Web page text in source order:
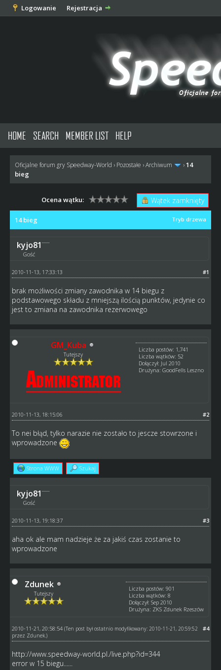
Logowanie Rejestracja
HOME SEARCH MEMBER LIST HELP
Oficjalne forum gry Speedway-World › Pozostałe ›Archiwum ›14
bieg
Wątek zamknięty
Ocena wątku:
Tryb drzewa
14 bieg
kyjo81
Gość
#1
2010-11-13, 17:33:13
brak możliwości zmiany zawodnika w 14 biegu z
podstawowego składu z mniejszą ilością punktów, jedynie co
jest to zmiana na zawodnika rezerwowego
GM_Kuba
Tutejszy
Liczba postów: 1,741
Liczba wątków: 52
Dołączył: Jul 2010
Drużyna: GoodFells Leszno
#2
2010-11-13, 18:15:06
To nei błąd, tylko narazie nie zostało to jescze stowrzone i
wprowadzone
Strona WWW Szukaj
kyjo81
Gość
#3
2010-11-13, 19:18:37
aha ok ale mam nadzieje że za jakiś czas zostanie to
wprowadzone
Zdunek
Tutejszy
Liczba postów: 901
Liczba wątków: 8
Dołączył: Sep 2010
Drużyna: ZKS Zdunek Rzeszów
#4
2010-11-21, 20:58:54 (Ten post był ostatnio modyfikowany: 2010-11-21, 20:59:52
przez Zdunek.)
http://www.speedway-world.pl ./live.php?id=344
error w 15 biegu......